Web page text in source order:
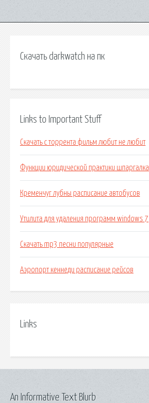
Скачать darkwatch на пк
Links to Important Stuff
Скачать с торрента фильм любит не любит
Функции юридической практики шпаргалка
Кременчуг лубны расписание автобусов
Утилита для удаления программ windows 7
Скачать mp3 песни популярные
Аэропорт кеннеди расписание рейсов
Links
An Informative Text Blurb